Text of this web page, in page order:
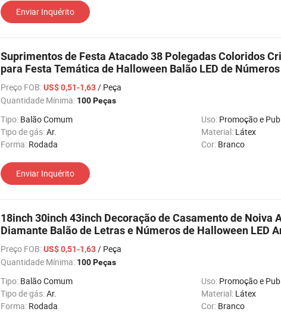
Enviar Inquérito
Suprimentos de Festa Atacado 38 Polegadas Coloridos
para Festa Temática de Halloween Balão LED de
Preço FOB:US$ 0,51-1,63/ Peça
Quantidade Mínima: 100 Peças
Tipo: Balão Comum Uso: Promoção e Publicidade, Aniversário,
Tipo de gás:Ar. Material: Látex
Forma: Rodada Cor: Branco
Enviar Inquérito
18inch 30inch 43inch Decoração de Casamento de Noiva
Diamante Balão de Letras e Números de Halloween LED
Preço FOB:US$ 0,51-1,63/ Peça
Quantidade Mínima: 100 Peças
Tipo: Balão Comum Uso: Promoção e Publicidade, Aniversário,
Tipo de gás:Ar. Material: Látex
Forma: Rodada Cor: Branco